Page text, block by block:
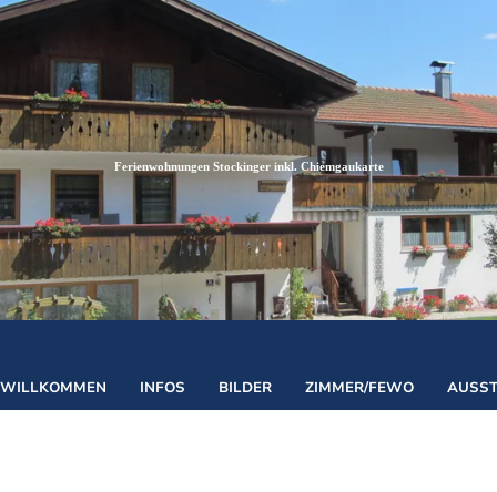
Zum
Inhalt
Zur
Suche
Zum
Footer
Ferienwohnungen Stockinger inkl. Chiemgaukarte
WILLKOMMEN INFOS BILDER ZIMMER/FEWO